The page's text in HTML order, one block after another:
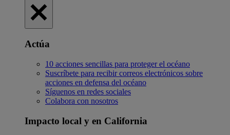
Actúa
10 acciones sencillas para proteger el océano
Suscríbete para recibir correos electrónicos sobre
acciones en defensa del océano
Síguenos en redes sociales
Colabora con nosotros
Impacto local y en California